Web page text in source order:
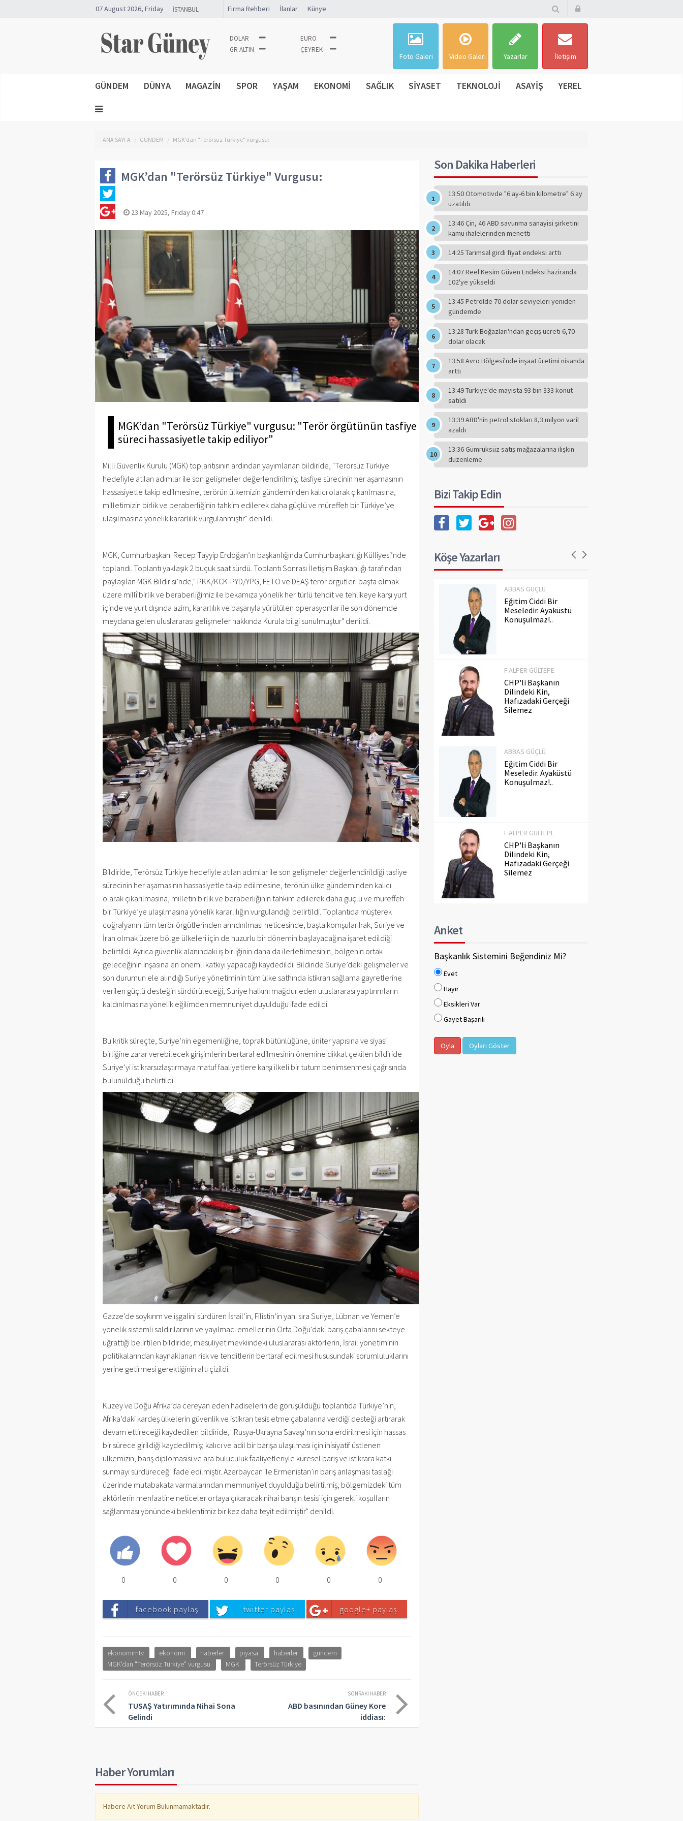
07 August 2026, Friday Firma Rehberi İlanlar Künye
DOLAR
EURO
GR ALTIN
ÇEYREK
Foto Galeri Video Galeri Yazarlar İletişim
GÜNDEM DÜNYA MAGAZİN SPOR YAŞAM EKONOMİ SAĞLIK SİYASET TEKNOLOJİ ASAYİŞ YEREL
ANA SAYFA GÜNDEM MGK’dan "Terörsüz Türkiye" vurgusu:
MGK’dan "Terörsüz Türkiye" Vurgusu:
23 May 2025, Friday 0:47
MGK’dan "Terörsüz Türkiye" vurgusu: "Terör örgütünün tasfiye
süreci hassasiyetle takip ediliyor"
Milli Güvenlik Kurulu (MGK) toplantısının ardından yayımlanan bildiride, "Terörsüz Türkiye
hedefiyle atılan adımlar ile son gelişmeler değerlendirilmiş; tasfiye sürecinin her aşamasının
hassasiyetle takip edilmesine, terörün ülkemizin gündeminden kalıcı olarak çıkarılmasına,
milletimizin birlik ve beraberliğinin tahkim edilerek daha güçlü ve müreffeh bir Türkiye’ye
ulaşılmasına yönelik kararlılık vurgulanmıştır" denildi.
MGK, Cumhurbaşkanı Recep Tayyip Erdoğan’ın başkanlığında Cumhurbaşkanlığı Külliyesi’nde
toplandı. Toplantı yaklaşık 2 buçuk saat sürdü. Toplantı Sonrası İletişim Başkanlığı tarafından
paylaşılan MGK Bildirisi’nde," PKK/KCK-PYD/YPG, FETÖ ve DEAŞ terör örgütleri başta olmak
üzere millî birlik ve beraberliğimiz ile bekamıza yönelik her türlü tehdit ve tehlikeye karşı yurt
içinde ve yurt dışında azim, kararlılık ve başarıyla yürütülen operasyonlar ile son dönemde
meydana gelen uluslararası gelişmeler hakkında Kurula bilgi sunulmuştur" denildi.
Bildiride, Terörsüz Türkiye hedefiyle atılan adımlar ile son gelişmeler değerlendirildiği tasfiye
sürecinin her aşamasının hassasiyetle takip edilmesine, terörün ülke gündeminden kalıcı
olarak çıkarılmasına, milletin birlik ve beraberliğinin tahkim edilerek daha güçlü ve müreffeh
bir Türkiye’ye ulaşılmasına yönelik kararlılığın vurgulandığı belirtildi. Toplantıda müşterek
coğrafyanın tüm terör örgütlerinden arındırılması neticesinde, başta komşular Irak, Suriye ve
İran olmak üzere bölge ülkeleri için de huzurlu bir dönemin başlayacağına işaret edildiği
belirtildi. Ayrıca güvenlik alanındaki iş birliğinin daha da ilerletilmesinin, bölgenin ortak
geleceğinin inşasına en önemli katkıyı yapacağı kaydedildi. Bildiride Suriye’deki gelişmeler ve
son durumun ele alındığı Suriye yönetiminin tüm ülke sathında istikrarı sağlama gayretlerine
verilen güçlü desteğin sürdürüleceği, Suriye halkını mağdur eden uluslararası yaptırımların
kaldırılmasına yönelik eğilimden memnuniyet duyulduğu ifade edildi.
Bu kritik süreçte, Suriye’nin egemenliğine, toprak bütünlüğüne, üniter yapısına ve siyasi
birliğine zarar verebilecek girişimlerin bertaraf edilmesinin önemine dikkat çekilen bildiride
Suriye’yi istikrarsızlaştırmaya matuf faaliyetlere karşı ilkeli bir tutum benimsenmesi çağrısında
bulunulduğu belirtildi.
Gazze’de soykırım ve işgalini sürdüren İsrail’in, Filistin’in yanı sıra Suriye, Lübnan ve Yemen’e
yönelik sistemli saldırılarının ve yayılmacı emellerinin Orta Doğu’daki barış çabalarını sekteye
uğrattığı belirtilen bildiride; mesuliyet mevkiindeki uluslararası aktörlerin, İsrail yönetiminin
politikalarından kaynaklanan risk ve tehditlerin bertaraf edilmesi hususundaki sorumluluklarını
yerine getirmesi gerektiğinin altı çizildi.
Kuzey ve Doğu Afrika’da cereyan eden hadiselerin de görüşüldüğü toplantıda Türkiye’nin,
Afrika’daki kardeş ülkelerin güvenlik ve istikrarı tesis etme çabalarına verdiği desteği artırarak
devam ettireceği kaydedilen bildiride, "Rusya-Ukrayna Savaşı’nın sona erdirilmesi için hassas
bir sürece girildiği kaydedilmiş; kalıcı ve adil bir barışa ulaşılması için inisiyatif üstlenen
ülkemizin, barış diplomasisi ve ara buluculuk faaliyetleriyle küresel barış ve istikrara katkı
sunmayı sürdüreceği ifade edilmiştir. Azerbaycan ile Ermenistan’ın barış anlaşması taslağı
üzerinde mutabakata varmalarından memnuniyet duyulduğu belirtilmiş; bölgemizdeki tüm
aktörlerin menfaatine neticeler ortaya çıkaracak nihai barışın tesisi için gerekli koşulların
sağlanması yönündeki beklentimiz bir kez daha teyit edilmiştir" denildi.
0 0 0 0 0 0
facebook paylaş twitter paylaş google+ paylaş
ekonomimtv ekonomi haberler piyasa haberler
gündem
MGK’dan "Terörsüz Türkiye" vurgusu
MGK Terörsüz Türkiye
ÖNCEKI HABER
TUSAŞ Yatırımında Nihai Sona
Gelindi
SONRAKI HABER
ABD basınından Güney Kore
iddiası:
Haber Yorumları
Habere Ait Yorum Bulunmamaktadır.
Son Dakika Haberleri
13:50 Otomotivde "6 ay-6 bin kilometre" 6 ay
uzatıldı
13:46 Çin, 46 ABD savunma sanayisi şirketini
kamu ihalelerinden menetti
14:25 Tarımsal girdi fiyat endeksi arttı
14:07 Reel Kesim Güven Endeksi haziranda
102'ye yükseldi
13:45 Petrolde 70 dolar seviyeleri yeniden
gündemde
13:28 Türk Boğazları'ndan geçiş ücreti 6,70
dolar olacak
13:58 Avro Bölgesi'nde inşaat üretimi nisanda
arttı
13:49 Türkiye'de mayısta 93 bin 333 konut
satıldı
13:39 ABD'nin petrol stokları 8,3 milyon varil
azaldı
13:36 Gümrüksüz satış mağazalarına ilişkin
düzenleme
Bizi Takip Edin
Köşe Yazarları
ABBAS GÜÇLÜ
Eğitim Ciddi Bir
Meseledir. Ayaküstü
Konuşulmaz!..
F.ALPER GÜLTEPE
CHP'li Başkanın
Dilindeki Kin,
ABBAS GÜÇLÜ
Eğitim Ciddi Bir
Meseledir. Ayaküstü
Konuşulmaz!..
F.ALPER GÜLTEPE
CHP'li Başkanın
Dilindeki Kin,
Hafızadaki Gerçeği
Silemez
ABBAS GÜÇLÜ
Eğitim Ciddi Bir
Meseledir. Ayaküstü
Konuşulmaz!..
F.ALPER GÜLTEPE
CHP'li Başkanın
Dilindeki Kin,
Hafızadaki Gerçeği
Silemez
Anket
Başkanlık Sistemini Beğendiniz Mi?
Evet
Hayır
Eksikleri Var
Gayet Başarılı
Oyla Oyları Göster